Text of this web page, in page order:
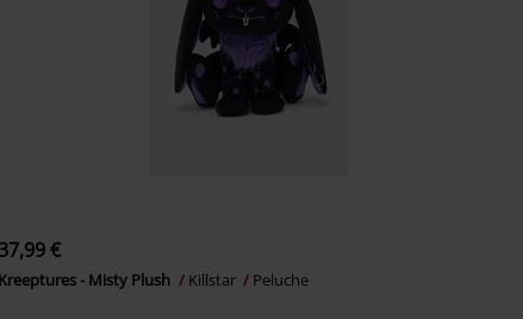
37,99 €
Kreeptures - Misty Plush Killstar Peluche